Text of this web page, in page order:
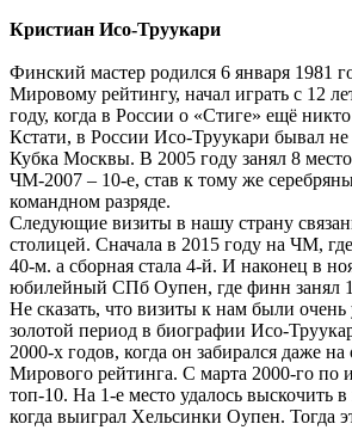
Кристиан Исо-Труукари
Финский мастер родился 6 января 1981
Мировому рейтингу, начал играть с 12
году, когда в России о «Стиге» ещё
Кстати, в России Исо-Труукари бывал
Кубка Москвы. В 2005 году занял 8
ЧМ-2007 – 10-е, став к тому же
командном разряде.
Следующие визиты в нашу страну
столицей. Сначала в 2015 году на ЧМ,
40-м. а сборная стала 4-й. И наконец в
юбилейный СПб Оупен, где финн занял
Не сказать, что визиты к нам были
золотой период в биографии Исо-
2000-х годов, когда он забирался даже
Мирового рейтинга. С марта 2000-го по
топ-10. На 1-е место удалось выскочить в
когда выиграл Хельсинки Оупен. Тогда